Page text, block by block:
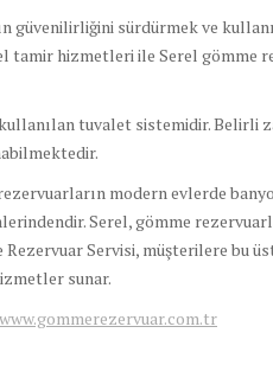
güvenilirliğini sürdürmek ve
tamir hizmetleri ile Serel gömme
tuvalet sistemidir. Belirli
modern evlerde
Serel, gömme
Servisi, müşterilere bu
sunar.
www.gommerezervuar.com.tr